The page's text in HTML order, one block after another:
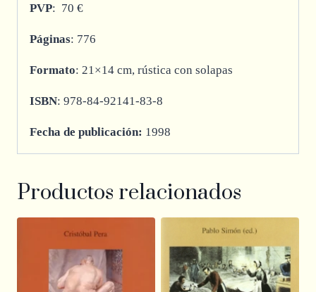
PVP: 70 €
Páginas: 776
Formato: 21×14 cm, rústica con solapas
ISBN: 978-84-92141-83-8
Fecha de publicación: 1998
Productos relacionados